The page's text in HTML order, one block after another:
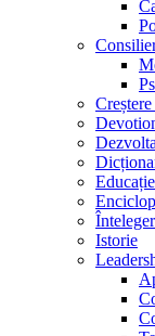
Istorie